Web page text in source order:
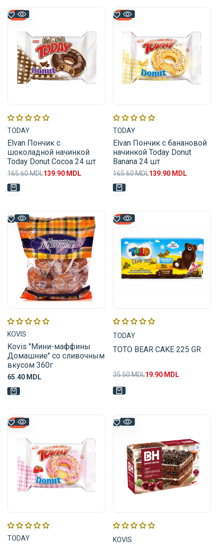
-16%
TODAY
Elvan Пончик с
шоколадной начинкой
Today Donut Cocoa 24 шт
Обычная
165.60 MDLЦена
139.90 MDL
-16%
TODAY
Elvan Пончик с банановой
начинкой Today Donut
Banana 24 шт
Обычная
165.60 MDLЦена
139.90 MDL
KOVIS
Kovis "Мини-маффины
Домашние" со сливочным
вкусом 360г
Цена
65.40 MDL
-44%
TODAY
TOTO BEAR CAKE 225 GR
Обычная
35.50 MDLЦена
19.90 MDL
-16%
TODAY KOVIS